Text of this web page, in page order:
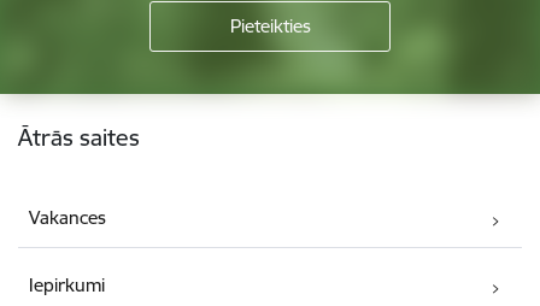
Kājene
Ātrās saites
Vakances
Iepirkumi